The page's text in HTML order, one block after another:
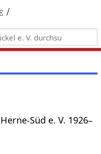
/
Süd e. V. 1926–